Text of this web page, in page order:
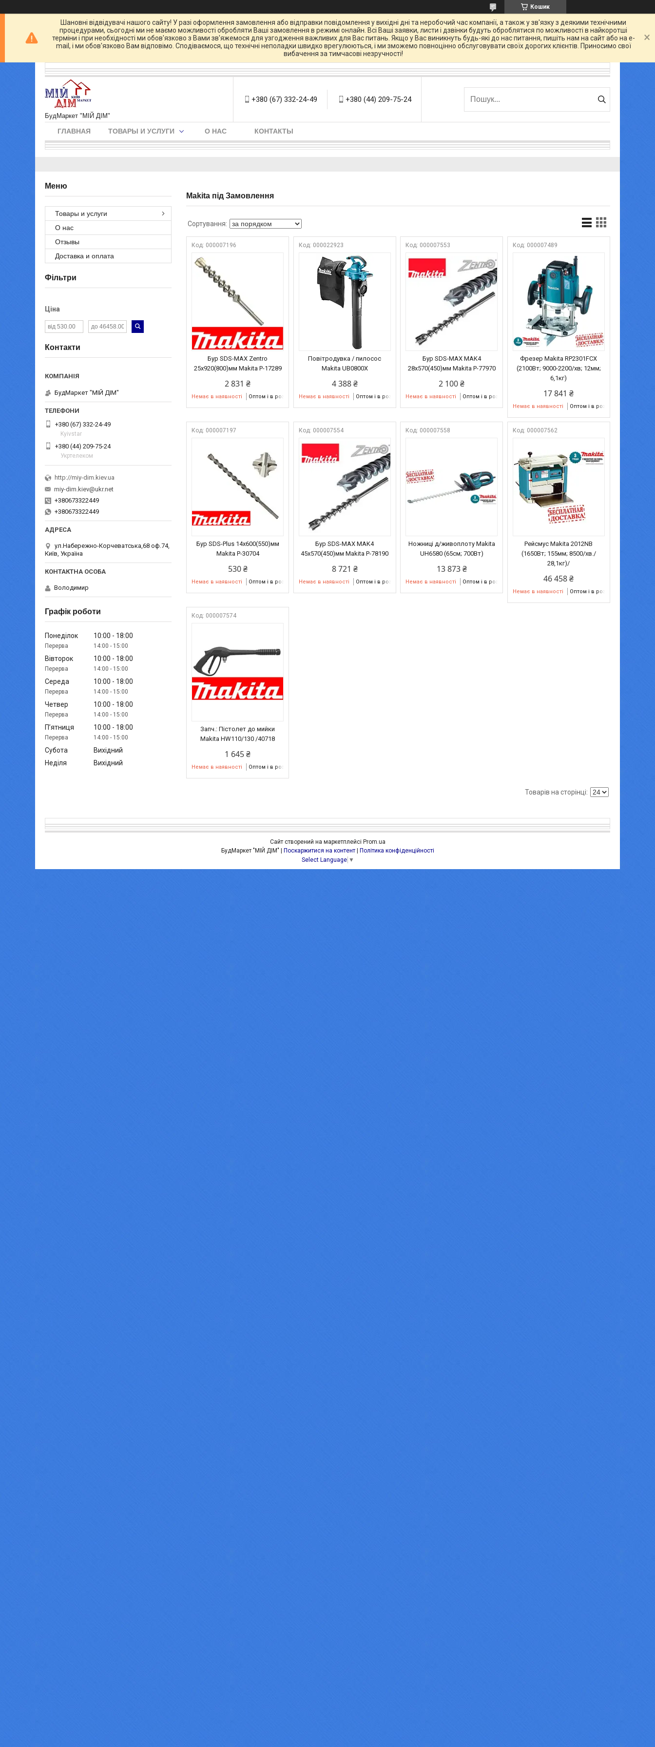
Кошик
Шановні відвідувачі нашого сайту! У разі оформлення замовлення або відправки повідомлення у вихідні дні та неробочий час компанії, а також у зв'язку з деякими технічними
процедурами, сьогодні ми не маємо можливості обробляти Ваші замовлення в режимі онлайн. Всі Ваші заявки, листи і дзвінки будуть оброблятися по можливості в найкоротші
терміни і при необхідності ми обов'язково з Вами зв'яжемося для узгодження важливих для Вас питань. Якщо у Вас виникнуть будь-які до нас питання, пишіть нам на сайт або на e-
mail, і ми обов'язково Вам відповімо. Сподіваємося, що технічні неполадки швидко врегулюються, і ми зможемо повноцінно обслуговувати своїх дорогих клієнтів. Приносимо свої
вибачення за тимчасові незручності!
БудМаркет "МІЙ ДІМ"
+380 (67) 332-24-49 +380 (44) 209-75-24
ГЛАВНАЯ ТОВАРЫ И УСЛУГИ О НАС КОНТАКТЫ
Makita під Замовлення
000007196
Бур SDS-MAX Zentro
25х920(800)мм Makita P-17289
2 831 ₴
Немає в наявності Оптом і в роздріб
000022923
Повітродувка / пилосос
Makita UB0800X
4 388 ₴
Немає в наявності Оптом і в роздріб
000007553
Бур SDS-MAX MAK4
28х570(450)мм Makita P-77970
2 100 ₴
Немає в наявності Оптом і в роздріб
000007489
Фрезер Makita RP2301FCX
(2100Вт; 9000-2200/хв; 12мм;
6,1кг)
17 841 ₴
Немає в наявності Оптом і в роздріб
000007197
Бур SDS-Plus 14х600(550)мм
Makita P-30704
530 ₴
Немає в наявності Оптом і в роздріб
000007554
Бур SDS-MAX MAK4
45х570(450)мм Makita P-78190
8 721 ₴
Немає в наявності Оптом і в роздріб
000007558
Ножниці д/живоплоту Makita
UH6580 (65см; 700Вт)
13 873 ₴
Немає в наявності Оптом і в роздріб
000007562
Рейсмус Мakita 2012NB
(1650Вт; 155мм; 8500/хв./
28,1кг)/
46 458 ₴
Немає в наявності Оптом і в роздріб
000007574
Запч.: Пістолет до мийки
Makita HW110/130 /40718
1 645 ₴
Немає в наявності Оптом і в роздріб
Товары и услуги
О нас
Отзывы
Доставка и оплата
Фільтри
Ціна
Контакти
БудМаркет "МІЙ ДІМ"
+380 (67) 332-24-49
Kyivstar
+380 (44) 209-75-24
Укртелеком
http://miy-dim.kiev.ua
miy-dim.kiev@ukr.net
+380673322449
+380673322449
ул.Набережно-Корчеватська,68 оф.74,
Київ, Україна
Володимир
Графік роботи
Понеділок 10:00 18:00
14:00 15:00
Вівторок 10:00 18:00
14:00 15:00
Середа 10:00 18:00
14:00 15:00
Четвер 10:00 18:00
14:00 15:00
Пʼятниця 10:00 18:00
14:00 15:00
Субота
Вихідний
Неділя
Вихідний
Сайт створений на маркетплейсі Prom.ua
Поскаржитися на контент
Політика конфіденційності
Select Language ▼